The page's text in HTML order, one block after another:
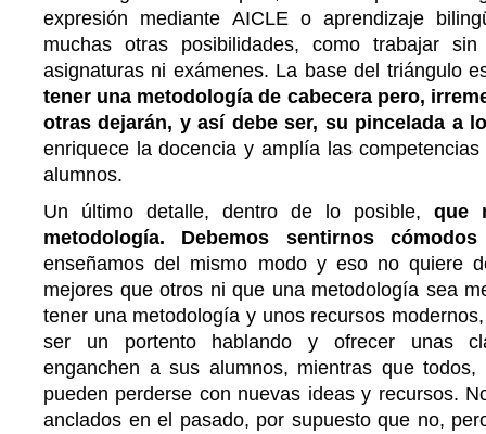
expresión mediante AICLE o aprendizaje
muchas otras posibilidades, como trabajar
asignaturas ni exámenes. La base del triángulo
tener una metodología de cabecera pero,
otras dejarán, y así debe ser, su pincelada a
enriquece la docencia y amplía las
alumnos.
Un último detalle, dentro de lo posible, que
metodología. Debemos sentirnos
enseñamos del mismo modo y eso no quiere
mejores que otros ni que una metodología sea
tener una metodología y unos recursos
ser un portento hablando y ofrecer unas
enganchen a sus alumnos, mientras que todos,
pueden perderse con nuevas ideas y recursos.
anclados en el pasado, por supuesto que no,